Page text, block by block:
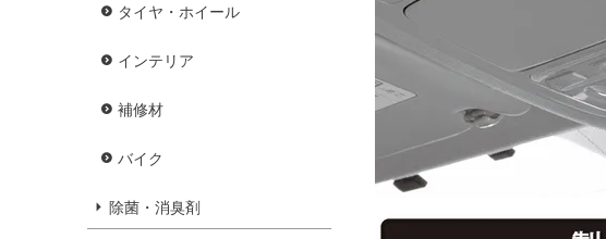
タイヤ・ホイール
インテリア
補修材
バイク
除菌・消臭剤